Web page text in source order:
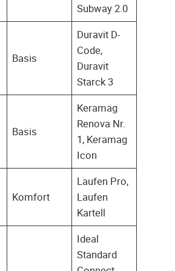
Subway 2.0
Basis
Duravit D-
Code,
Duravit
Starck 3
Basis
Keramag
Renova Nr.
1, Keramag
Icon
Komfort
Laufen Pro,
Laufen
Kartell
Ideal
Standard